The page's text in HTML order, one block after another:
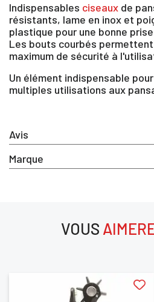
Avis
Marque
Indispensables ciseaux de
résistants, lame en inox et
plastique pour une bonne
Les bouts courbés
maximum de sécurité à
Un élément indispensable
multiples utilisations aux
VOUS
×
ANNULER